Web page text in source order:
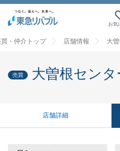
お気
・仲介トップ 店舗情報 大
売買 大曽根センタ
店舗詳細